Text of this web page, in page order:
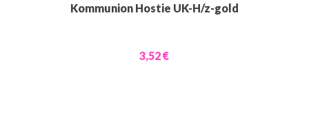
Kommunion Hostie UK-H/z-gold
3,52 €